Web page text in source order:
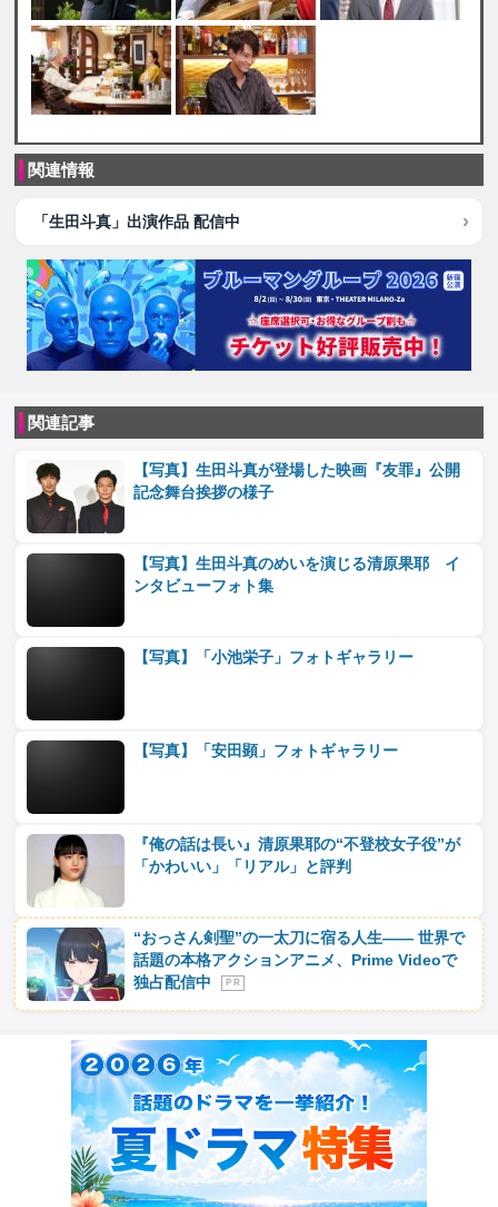
関連情報
「生田斗真」出演作品 配信中
関連記事
【写真】生田斗真が登場した映画『友罪』公開
記念舞台挨拶の様子
【写真】生田斗真のめいを演じる清原果耶 イ
ンタビューフォト集
【写真】「小池栄子」フォトギャラリー
【写真】「安田顕」フォトギャラリー
『俺の話は長い』清原果耶の“不登校女子役”が
「かわいい」「リアル」と評判
“おっさん剣聖”の一太刀に宿る人生―― 世界で
話題の本格アクションアニメ、Prime Videoで
独占配信中
P R